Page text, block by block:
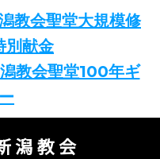
教会聖堂大規模修
別献金
教会聖堂100年ギ
潟教会